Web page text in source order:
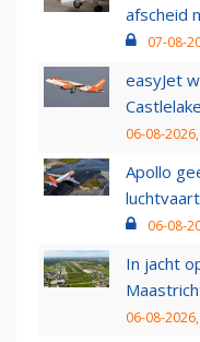
afscheid
07-08-
easyJet
06-08-
Apollo
luchtvaart
06-08-
In jacht
06-08-